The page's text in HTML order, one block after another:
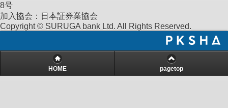
8号
加入協会：日本証券業協会
Copyright © SURUGA bank Ltd. All Rights Reserved.
HOME pagetop